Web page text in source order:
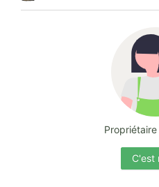
C'est